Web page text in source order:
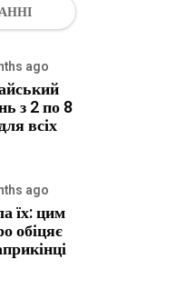
ago
з 2 по 8
всіх
ago
їх: цим
обіцяє